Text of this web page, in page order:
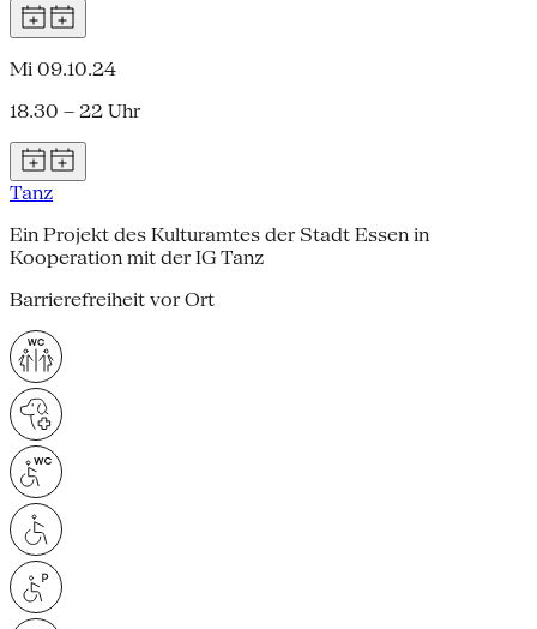
Mi 09.10.24
18.30 – 22 Uhr
Tanz
Ein Projekt des Kulturamtes der Stadt Essen in
Kooperation mit der IG Tanz
Barrierefreiheit vor Ort